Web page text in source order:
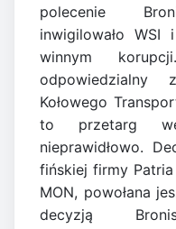
polecenie
inwigilowało
winnym
Kołowego
to przetarg
nieprawidłowo.
fińskiej firmy Patria
MON, powołana
decyzją